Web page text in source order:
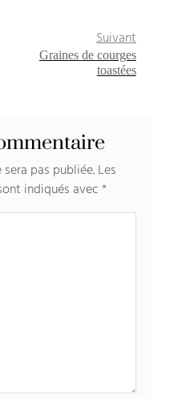
Suivant
Graines de courges
toastées
pas publiée.Les
indiqués avec*